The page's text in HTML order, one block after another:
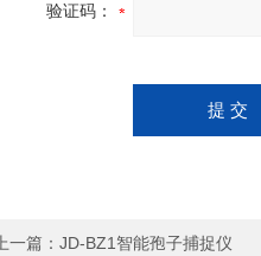
验证码：
上一篇： JD-BZ1智能孢子捕捉仪